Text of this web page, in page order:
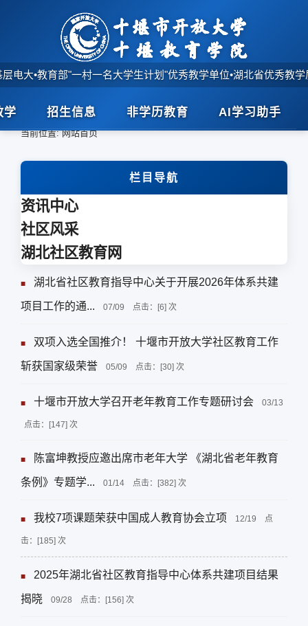
层电大•教育部"一村一名大学生计划"优秀教学单位•湖北省优秀教
学 招生信息 非学历教育 AI学习助手
当前位置:网站首页
栏目导航
资讯中心
社区风采
湖北社区教育网
■ 湖北省社区教育指导中心关于开展2026年体系共建
项目工作的通... 07/09 点击：[6] 次
■ 双项入选全国推介！ 十堰市开放大学社区教育工作
斩获国家级荣誉 05/09 点击：[30] 次
■ 十堰市开放大学召开老年教育工作专题研讨会 03/13
点击：[147] 次
■ 陈富坤教授应邀出席市老年大学 《湖北省老年教育
条例》专题学... 01/14 点击：[382] 次
■ 我校7项课题荣获中国成人教育协会立项 12/19 点
击：[185] 次
■ 2025年湖北省社区教育指导中心体系共建项目结果
揭晓 09/28 点击：[156] 次